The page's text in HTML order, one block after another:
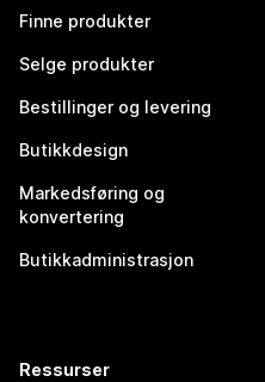
Finne produkter
Selge produkter
Bestillinger og levering
Butikkdesign
Markedsføring og
konvertering
Butikkadministrasjon
Ressurser